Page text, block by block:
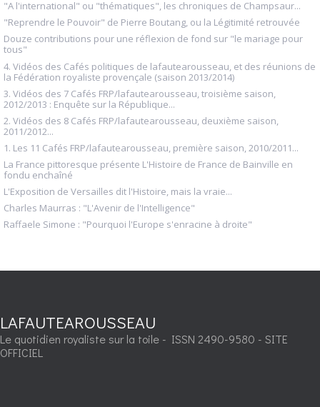
"A l'international" ou "thématiques", les chroniques de Champsaur...
"Reprendre le Pouvoir" de Pierre Boutang, ou la Légitimité retrouvée
Douze contributions pour une réflexion de fond sur "le mariage pour
tous"
4. Vidéos des Cafés politiques de lafautearousseau, et des réunions de
la Fédération royaliste provençale (saison 2013/2014)
3. Vidéos des 7 Cafés FRP/lafautearousseau, troisième saison,
2012/2013 : Enquête sur la République...
2. Vidéos des 8 Cafés FRP/lafautearousseau, deuxième saison,
2011/2012...
1. Les 11 Cafés FRP/lafautearousseau, première saison, 2010/2011...
La France pittoresque présente L'Histoire de France de Bainville en
fondu enchaîné
L'Exposition de Versailles dit l'Histoire, mais la vraie...
Charles Maurras : "L'Avenir de l'Intelligence"
Raffaele Simone : "Pourquoi l'Europe s'enracine à droite"
LAFAUTEAROUSSEAU
Le quotidien royaliste sur la toile - ISSN 2490-9580 - SITE
OFFICIEL